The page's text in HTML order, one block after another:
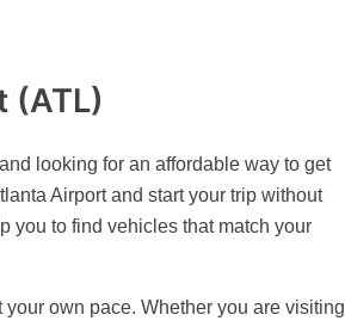
(ATL)
looking for an affordable way to get
Airport and start your trip without
you to find vehicles that match your
own pace. Whether you are visiting